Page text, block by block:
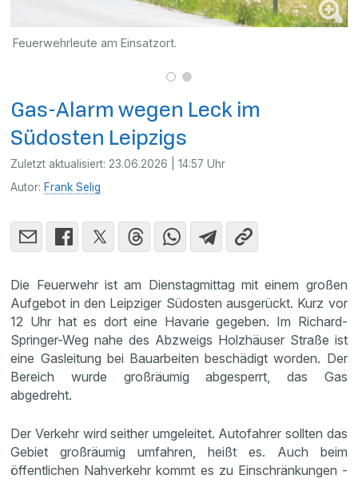
Feuerwehrleute am Einsatzort.
Gas-Alarm wegen Leck im
Südosten Leipzigs
Zuletzt aktualisiert: 23.06.2026 | 14:57 Uhr
Autor: Frank Selig
Die Feuerwehr ist am Dienstagmittag mit einem großen
Aufgebot in den Leipziger Südosten ausgerückt. Kurz vor
12 Uhr hat es dort eine Havarie gegeben. Im Richard-
Springer-Weg nahe des Abzweigs Holzhäuser Straße ist
eine Gasleitung bei Bauarbeiten beschädigt worden. Der
Bereich wurde großräumig abgesperrt, das Gas
abgedreht.
Der Verkehr wird seither umgeleitet. Autofahrer sollten das
Gebiet großräumig umfahren, heißt es. Auch beim
öffentlichen Nahverkehr kommt es zu Einschränkungen -